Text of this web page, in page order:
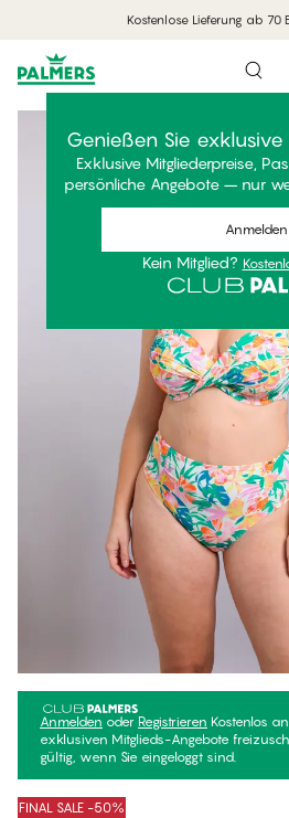
Kostenlose Lieferung ab 70
Genießen Sie
Exklusive Mitgliederpreise,
persönliche Angebote – nur
Anmelden
Kein Mitglied?
Anmelden oder Registrieren Kostenlos
exklusiven Mitglieds-Angebote
gültig, wenn Sie eingeloggt sind.
FINAL SALE -50%